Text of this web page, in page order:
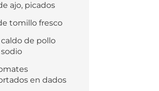
ajo, picados
tomillo fresco
de pollo
en dados